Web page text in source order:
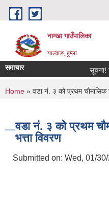
Skip to main content
नाम्खा गाउँपालिका
याल्वाङ, हुम्ला
समाचार सूचना!
You are here
Home » वडा नं. ३ को प्रथम चाैमासिक
वडा नं. ३ को प्रथम
भत्ता विवरण
Submitted on: Wed, 01/